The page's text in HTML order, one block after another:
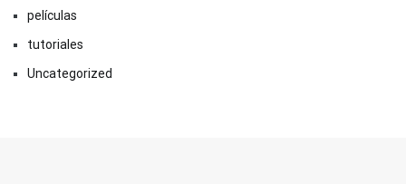
películas
tutoriales
Uncategorized